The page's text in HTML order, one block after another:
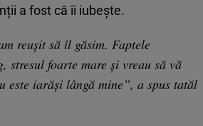
a fost că îi iubește.
reușit să îl găsim. Faptele
stresul foarte mare și vreau să vă
este iarăși lângă mine”, a spus tatăl